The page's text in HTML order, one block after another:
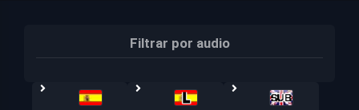
Filtrar por audio